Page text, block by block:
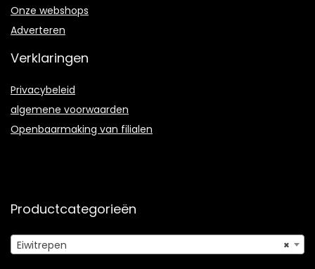
Onze webshops
Adverteren
Verklaringen
Privacybeleid
algemene voorwaarden
Openbaarmaking van filialen
Productcategorieën
×
Eiwitrepen